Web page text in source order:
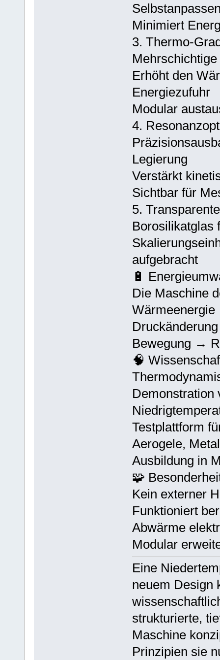
Minimiert
3. Thermo-
Erhöht den
Energiezufuhr
Modular
4.
Legierung
Verstärkt
Sichtbar für
5.
Borosilikatglas
aufgebracht
🔋
Die Maschine
Bewegung →
🧠
Demonstration
Testplattform
Aerogele,
Ausbildung in
🧩
Kein externer
Funktioniert
Abwärme
Modular
Eine
neuem Design
strukturierte,
Maschine
Prinzipien sie